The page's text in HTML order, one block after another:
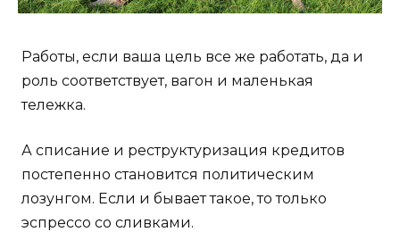
Работы, если ваша цель все же работать, да и
роль соответствует, вагон и маленькая
тележка.
А списание и реструктуризация кредитов
постепенно становится политическим
лозунгом. Если и бывает такое, то только
эспрессо со сливками.